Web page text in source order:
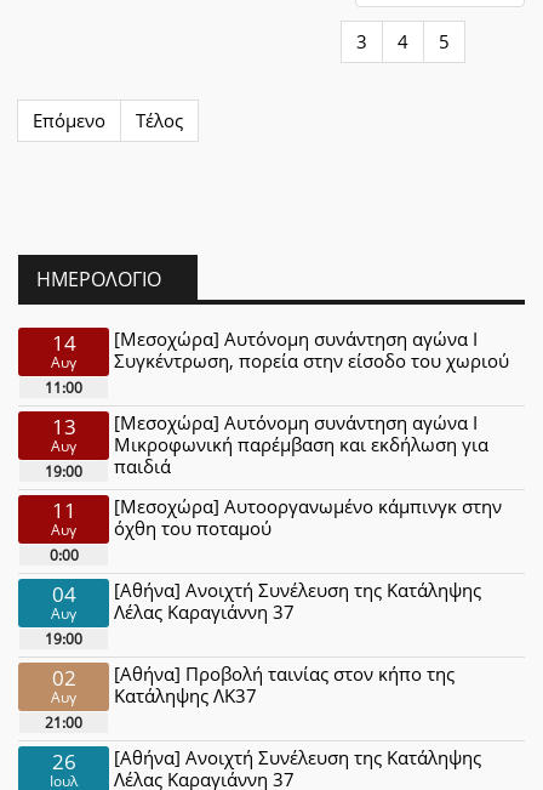
3 4 5
Επόμενο Τέλος
ΗΜΕΡΟΛΌΓΙΟ
14
Αυγ
11:00
[Μεσοχώρα] Αυτόνομη συνάντηση αγώνα Ι
Συγκέντρωση, πορεία στην είσοδο του χωριού
13
Αυγ
19:00
[Μεσοχώρα] Αυτόνομη συνάντηση αγώνα Ι
Μικροφωνική παρέμβαση και εκδήλωση για
παιδιά
11
Αυγ
0:00
[Μεσοχώρα] Αυτοοργανωμένο κάμπινγκ στην
όχθη του ποταμού
04
Αυγ
19:00
[Αθήνα] Ανοιχτή Συνέλευση της Κατάληψης
Λέλας Καραγιάννη 37
02
Αυγ
21:00
[Αθήνα] Προβολή ταινίας στον κήπο της
Κατάληψης ΛΚ37
26
Ιουλ
[Αθήνα] Ανοιχτή Συνέλευση της Κατάληψης
Λέλας Καραγιάννη 37